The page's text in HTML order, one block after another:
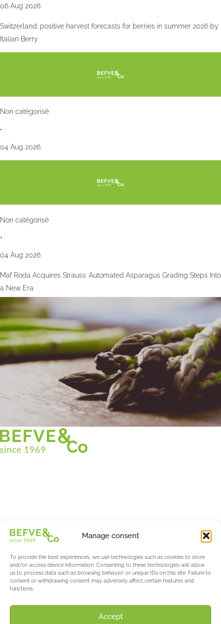
Manage consent
To provide the best experiences, we use technologies such as cookies to store
and/or access device information. Consenting to these technologies will allow
us to process data such as browsing behavior or unique IDs on this site. Failure to
consent or withdrawing consent may adversely affect certain features and
functions.
Accept
06 Aug 2026
Switzerland: positive harvest forecasts for berries in summer 2026 by
Italian Berry
Non catégorisé
•
04 Aug 2026
Non catégorisé
•
04 Aug 2026
Maf Roda Acquires Strauss: Automated Asparagus Grading Steps Into
a New Era
About us
Partners
Actualités & Evènements
The Asparagus & Berry Blog